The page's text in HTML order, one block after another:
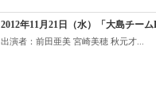
2012年11月21日（水）「大島チー
出演者：前田亜美 宮崎美穂 秋元才...